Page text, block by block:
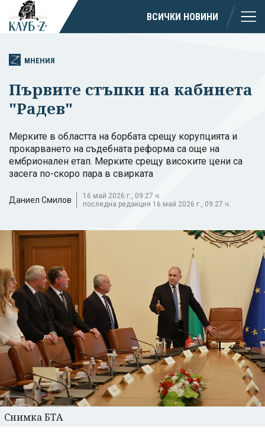
ВСИЧКИ НОВИНИ
МНЕНИЯ
Първите стъпки на кабинета
"Радев"
Мерките в областта на борбата срещу корупцията и
прокарването на съдебната реформа са още на
ембрионален етап. Мерките срещу високите цени са
засега по-скоро пара в свирката
Даниел Смилов
16 май 2026 г., 09:27 ч.
последна редакция 16 май 2026 г., 09:27 ч.
Снимка БТА